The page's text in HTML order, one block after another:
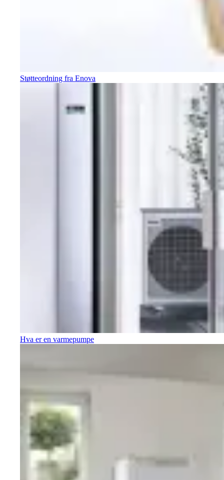
Støtteordning fra Enova
Hva er en varmepumpe